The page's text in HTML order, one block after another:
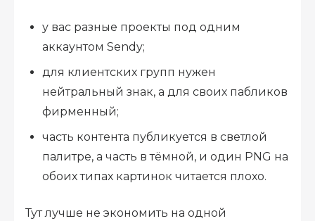
у вас разные проекты под одним
аккаунтом Sendy;
для клиентских групп нужен
нейтральный знак, а для своих пабликов
фирменный;
часть контента публикуется в светлой
палитре, а часть в тёмной, и один PNG на
обоих типах картинок читается плохо.
Тут лучше не экономить на одной